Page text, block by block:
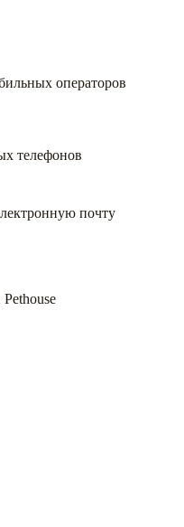
операторов
телефонов
почту